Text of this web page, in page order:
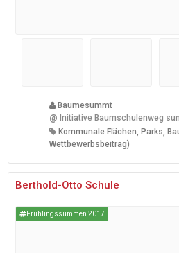
Baumesummt
@ Initiative Baumschulenweg
Kommunale Flächen, Parks,
Wettbewerbsbeitrag)
Berthold-Otto Schule
Frühlingssummen 2017